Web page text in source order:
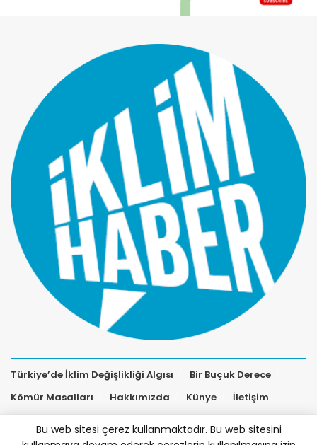
Türkiye’de İklim Değişlikliği Algısı
Bir Buçuk Derece
Kömür Masalları
Hakkımızda Künye İletişim
Bu web sitesi çerez kullanmaktadır. Bu web sitesini